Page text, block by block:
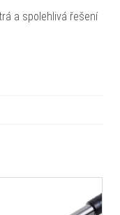
a spolehlivá řešení